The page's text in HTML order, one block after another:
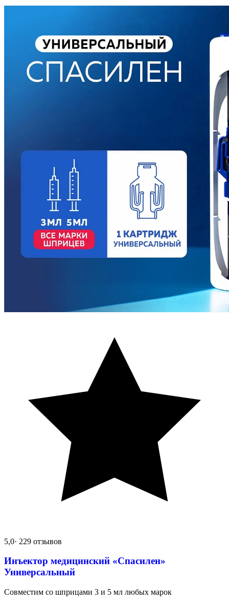
5,0· 229 отзывов
Инъектор медицинский «Спасилен»
Универсальный
Совместим со шприцами 3 и 5 мл любых марок